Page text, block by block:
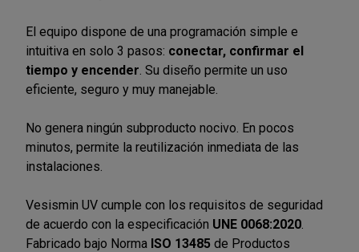
El equipo dispone de una programación simple e
intuitiva en solo 3 pasos: conectar, confirmar el
tiempo y encender . Su diseño permite un uso
eficiente, seguro y muy manejable.
No genera ningún subproducto nocivo. En pocos
minutos, permite la reutilización inmediata de las
instalaciones.
Vesismin UV cumple con los requisitos de seguridad
de acuerdo con la especificación UNE 0068:2020
Fabricado bajo Norma ISO 13485 de Productos